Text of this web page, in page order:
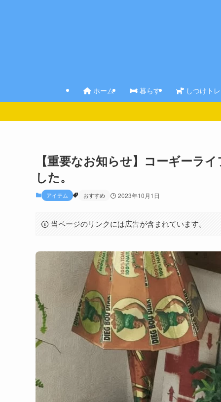
ホーム 暮らす しつけト
【重要なお知らせ】コーギーラ
した。
アイテム おすすめ 2023年10月1日
当ページのリンクには広告が含まれています。